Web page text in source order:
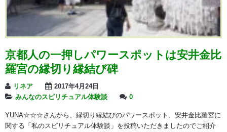
京都人の一押しパワースポットは安井金比
羅宮の縁切り縁結び碑
リネア
2017年4月24日
みんなのスピリチュアル体験談
0
YUNA☆☆☆さんから、縁切り縁結びのパワースポット、安井金比羅宮に
関する「私のスピリチュアル体験談」を投稿いただきましたのでご紹介